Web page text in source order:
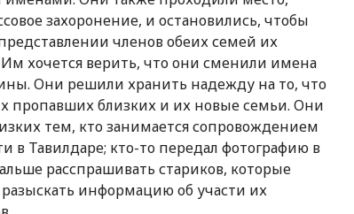
захоронение, и остановились, чтобы
членов обеих семей их
хочется верить, что они сменили имена
Они решили хранить надежду на то, что
пропавших близких и их новые семьи. Они
тем, кто занимается сопровождением
в Тавилдаре; кто-то передал фотографию в
расспрашивать стариков, которые
информацию об участи их